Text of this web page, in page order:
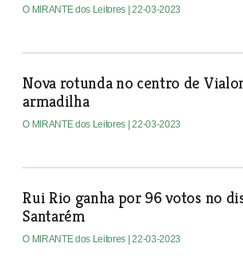
O MIRANTE dos Leitores | 22-03-2023
Nova rotunda no centro de
armadilha
O MIRANTE dos Leitores | 22-03-2023
Rui Rio ganha por 96 votos no
Santarém
O MIRANTE dos Leitores | 22-03-2023